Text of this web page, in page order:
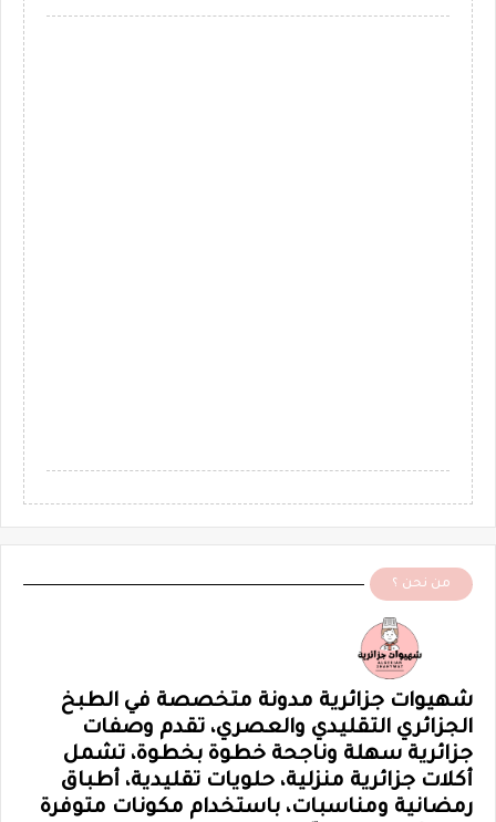
من نحن ؟
شهيوات جزائرية مدونة متخصصة في الطبخ
الجزائري التقليدي والعصري، تقدم وصفات
جزائرية سهلة وناجحة خطوة بخطوة، تشمل
أكلات جزائرية منزلية، حلويات تقليدية، أطباق
رمضانية ومناسبات، باستخدام مكونات متوفرة